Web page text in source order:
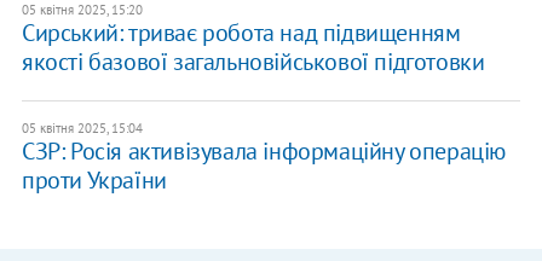
05 квітня 2025, 15:20
Сирський: триває робота над підвищенням
якості базової загальновійськової підготовки
05 квітня 2025, 15:04
СЗР: Росія активізувала інформаційну операцію
проти України